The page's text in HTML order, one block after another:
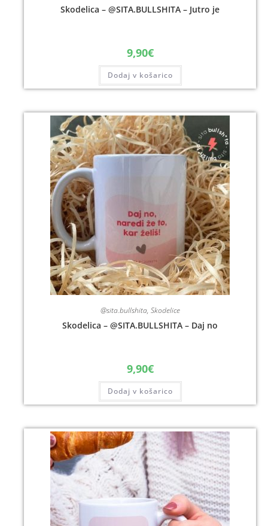
Skodelica – @SITA.BULLSHITA – Jutro je
9,90€
Dodaj v košarico
@sita.bullshita, Skodelice
Skodelica – @SITA.BULLSHITA – Daj no
9,90€
Dodaj v košarico